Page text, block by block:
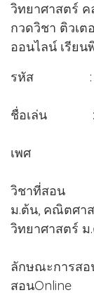
วิทยาศาสตร์ ค
กวดวิชา ติวเต
ออนไลน์ เรียน
รหัส
ชื่อเล่น :
เพศ :
วิชาที่สอน :
ม.ต้น, คณิตศา
วิทยาศาสตร์
ลักษณะการสอ
สอนOnline